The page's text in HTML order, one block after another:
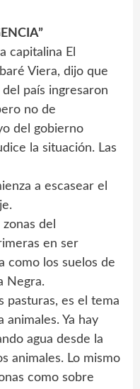
capitalina El
Viera, dijo que
país ingresaron
no de
del gobierno
la situación. Las
a escasear el
del
en ser
como los suelos de
Negra.
pasturas, es el tema
animales. Ya hay
agua desde la
animales. Lo mismo
como sobre